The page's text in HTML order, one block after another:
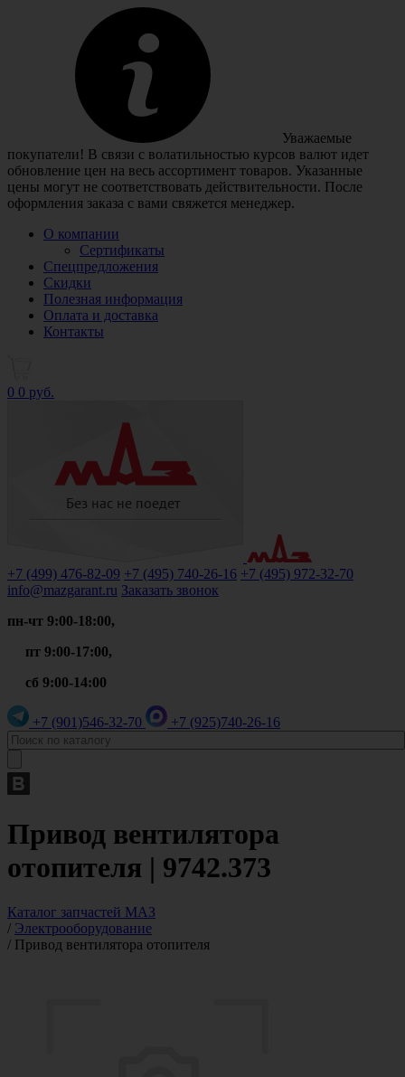
Уважаемые
покупатели! В связи с волатильностью курсов валют идет
обновление цен на весь ассортимент товаров. Указанные
цены могут не соответствовать действительности. После
оформления заказа с вами свяжется менеджер.
О компании
Сертификаты
Спецпредложения
Скидки
Полезная информация
Оплата и доставка
Контакты
0 0 руб.
+7 (499) 476-82-09 +7 (495) 740-26-16 +7 (495) 972-32-70
info@mazgarant.ru Заказать звонок
пн-чт 9:00-18:00,
пт 9:00-17:00,
сб 9:00-14:00
+7 (901)546-32-70 +7 (925)740-26-16
Привод вентилятора
отопителя | 9742.373
Каталог запчастей МАЗ
/ Электрооборудование
/ Привод вентилятора отопителя